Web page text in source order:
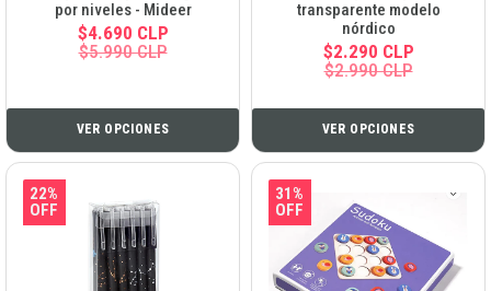
por niveles - Mideer
$4.690 CLP
$5.990 CLP
VER OPCIONES
transparente modelo
nórdico
$2.290 CLP
$2.990 CLP
VER OPCIONES
22%
OFF
31%
OFF